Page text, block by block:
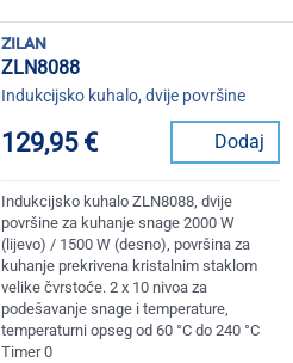
zilan
ZLN8088
Indukcijsko kuhalo, dvije površine
129,95 € Dodaj
Indukcijsko kuhalo ZLN8088, dvije
površine za kuhanje snage 2000 W
(lijevo) / 1500 W (desno), površina za
kuhanje prekrivena kristalnim staklom
velike čvrstoće. 2 x 10 nivoa za
podešavanje snage i temperature,
temperaturni opseg od 60 °C do 240 °C
Timer 0